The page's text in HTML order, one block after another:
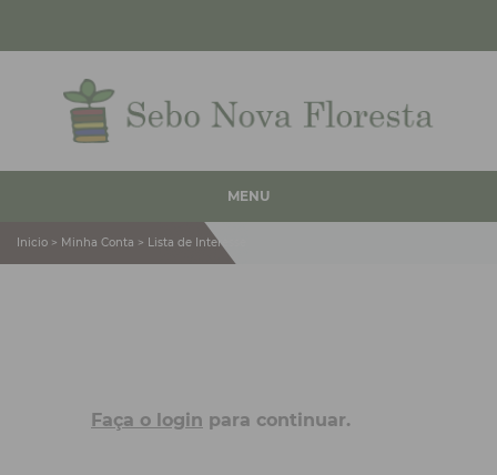
MENU
Inicio > Minha Conta > Lista de Interesse
Faça o login para continuar.